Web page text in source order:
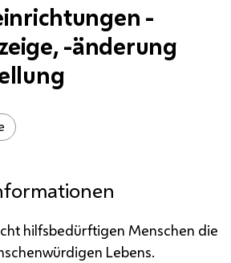
-
-änderung
hilfsbedürftigen Menschen die
Lebens.